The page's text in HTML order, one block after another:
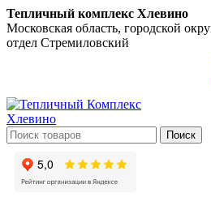
Тепличный комплекс Хлевино
Московская область, городской
отдел Стремиловский
Поиск